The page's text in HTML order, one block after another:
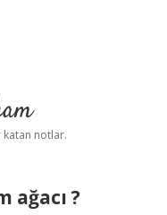
katan notlar.
ağacı ?